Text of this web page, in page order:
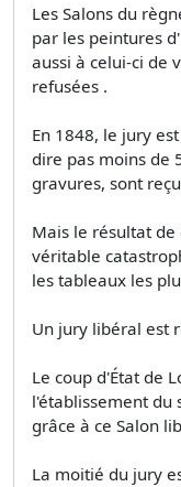
Les Salons du
par les peintures
aussi à celui-ci de
refusées .
En 1848, le jury
dire pas moins de
gravures, sont
Mais le résultat
véritable
les tableaux les
Un jury libéral est
Le coup d'État de
l'établissement du
grâce à ce Salon
La moitié du jury